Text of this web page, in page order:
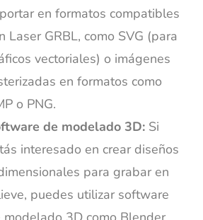
en formatos compatibles
Laser GRBL, como SVG (para
vectoriales) o imágenes
en formatos como
o PNG.
de modelado 3D:Si
interesado en crear diseños
para grabar en
puedes utilizar software